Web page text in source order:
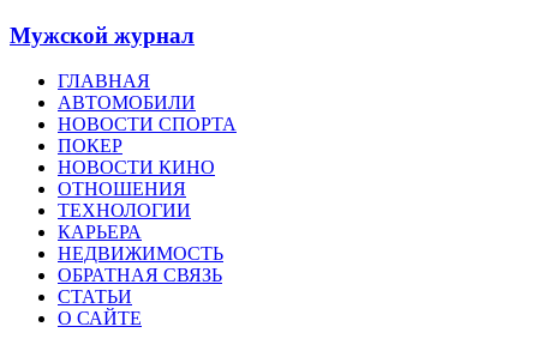
Мужской журнал
ГЛАВНАЯ
АВТОМОБИЛИ
НОВОСТИ СПОРТА
ПОКЕР
НОВОСТИ КИНО
ОТНОШЕНИЯ
ТЕХНОЛОГИИ
КАРЬЕРА
НЕДВИЖИМОСТЬ
ОБРАТНАЯ СВЯЗЬ
СТАТЬИ
О САЙТЕ